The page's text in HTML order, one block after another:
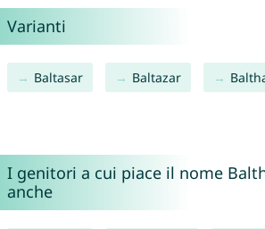
Varianti
Baltasar Baltazar
I genitori a cui piace il nome
anche